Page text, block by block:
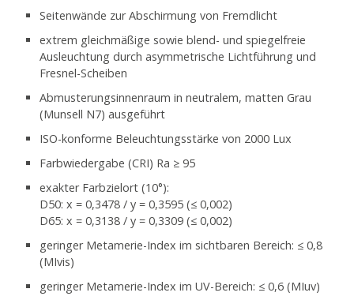
Seitenwände zur Abschirmung von Fremdlicht
extrem gleichmäßige sowie blend- und spiegelfreie
Ausleuchtung durch asymmetrische Lichtführung und
Fresnel-Scheiben
Abmusterungsinnenraum in neutralem, matten Grau
(Munsell N7) ausgeführt
ISO-konforme Beleuchtungsstärke von 2000 Lux
Farbwiedergabe (CRI) Ra ≥ 95
exakter Farbzielort (10°):
D50: x = 0,3478 / y = 0,3595 (≤ 0,002)
D65: x = 0,3138 / y = 0,3309 (≤ 0,002)
geringer Metamerie-Index im sichtbaren Bereich: ≤ 0,8
(MIvis)
geringer Metamerie-Index im UV-Bereich: ≤ 0,6 (MIuv)